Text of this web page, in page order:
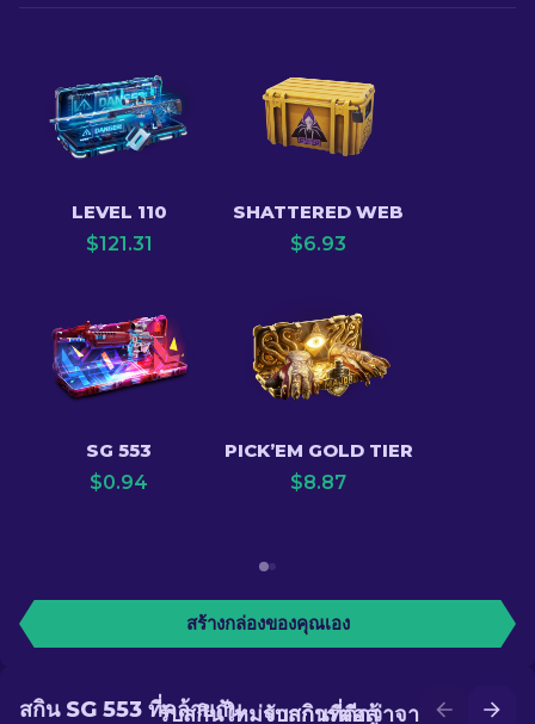
LEVEL 110
$121.31
SHATTERED WEB
$6.93
SG 553
$0.94
PICK’EM GOLD TIER
$8.87
สร้างกล่องของคุณเอง
รับสกินที่ดีกว่าจากการอัป
รับสกินใหม่จากการต่อสู้
สกิน SG 553 ที่คล้ายกัน